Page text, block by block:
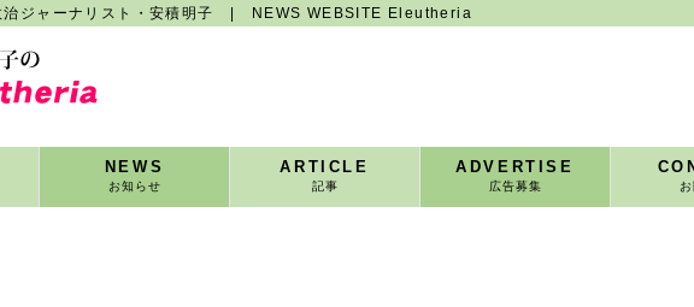
治ジャーナリスト・安積明子 | NEWS WEBSITE Eleutheria
NEWS
お知らせ
ARTICLE
記事
ADVERTISE
広告募集